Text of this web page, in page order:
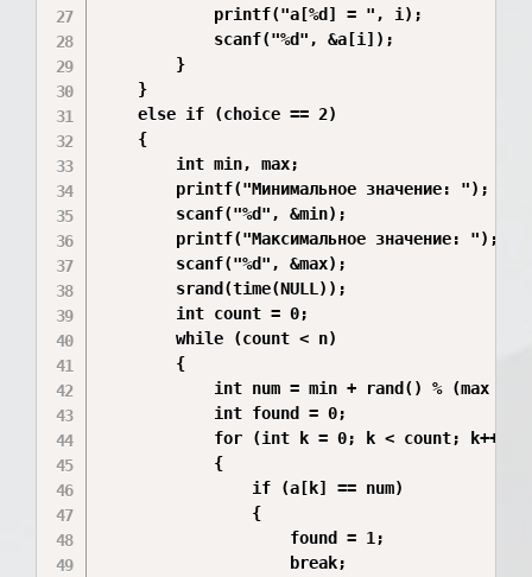
            printf("a[%d] = ", i);
            scanf("%d", &a[i]);
        }
    }
    else if (choice == 2)
    {
        int min, max;
        printf("Минимальное значение: ");
        scanf("%d", &min);
        printf("Максимальное значение: ");
        scanf("%d", &max);
        srand(time(NULL));
        int count = 0;
        while (count < n)
        {
int num = min + rand() % (max -
            int found = 0;
            for (int k = 0; k < count; k++)
            {
                if (a[k] == num)
                {
                    found = 1;
                    break;